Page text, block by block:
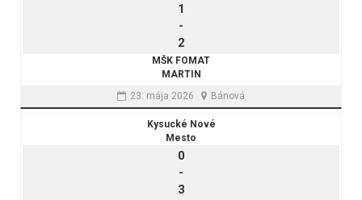
1
-
2
MŠK FOMAT
MARTIN
23. mája 2026
Bánová
Kysucké Nové
Mesto
0
-
3